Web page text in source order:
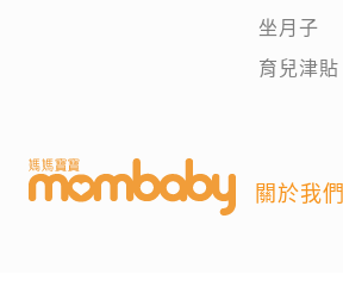
坐月子
育兒津貼
關於我們